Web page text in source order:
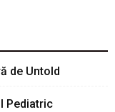
de Untold
Pediatric